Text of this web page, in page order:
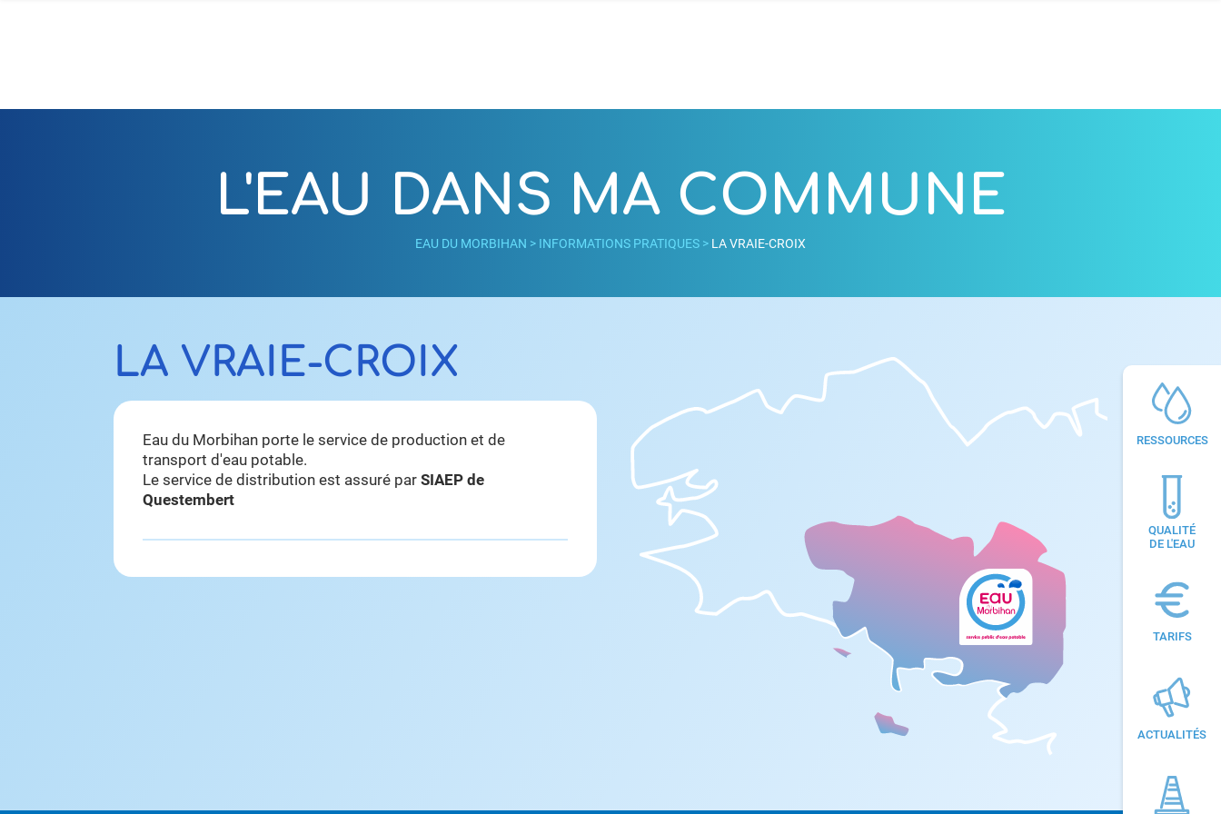
RESSOURCES
QUALITÉ
DE L'EAU
TARIFS
ACTUALITÉS
L'EAU DANS MA COMMUNE
EAU DU MORBIHAN > INFORMATIONS PRATIQUES > LA VRAIE-CROIX
LA VRAIE-CROIX
Eau du Morbihan porte le service de production et de
transport d'eau potable.
Le service de distribution est assuré parSIAEP de
Questembert